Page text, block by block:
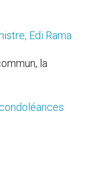
Edi Rama
la